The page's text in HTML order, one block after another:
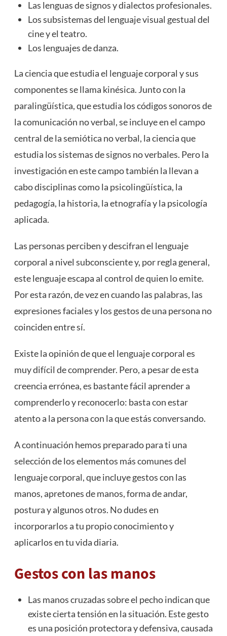
Las lenguas de signos y dialectos profesionales.
Los subsistemas del lenguaje visual gestual del
cine y el teatro.
Los lenguajes de danza.
La ciencia que estudia el lenguaje corporal y sus
componentes se llama kinésica. Junto con la
paralingüística, que estudia los códigos sonoros de
la comunicación no verbal, se incluye en el campo
central de la semiótica no verbal, la ciencia que
estudia los sistemas de signos no verbales. Pero la
investigación en este campo también la llevan a
cabo disciplinas como la psicolingüística, la
pedagogía, la historia, la etnografía y la psicología
aplicada.
Las personas perciben y descifran el lenguaje
corporal a nivel subconsciente y, por regla general,
este lenguaje escapa al control de quien lo emite.
Por esta razón, de vez en cuando las palabras, las
expresiones faciales y los gestos de una persona no
coinciden entre sí.
Existe la opinión de que el lenguaje corporal es
muy difícil de comprender. Pero, a pesar de esta
creencia errónea, es bastante fácil aprender a
comprenderlo y reconocerlo: basta con estar
atento a la persona con la que estás conversando.
A continuación hemos preparado para ti una
selección de los elementos más comunes del
lenguaje corporal, que incluye gestos con las
manos, apretones de manos, forma de andar,
postura y algunos otros. No dudes en
incorporarlos a tu propio conocimiento y
aplicarlos en tu vida diaria.
Gestos con las manos
Las manos cruzadas sobre el pecho indican que
existe cierta tensión en la situación. Este gesto
es una posición protectora y defensiva, causada